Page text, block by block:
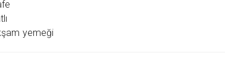
yemeği